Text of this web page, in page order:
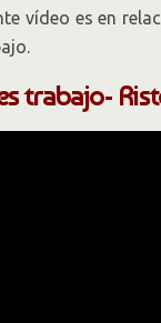
vídeo es en
trabajo-